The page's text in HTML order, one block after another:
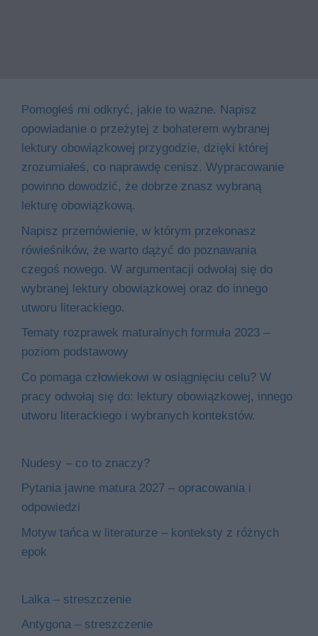
Pomogłeś mi odkryć, jakie to ważne. Napisz
opowiadanie o przeżytej z bohaterem wybranej
lektury obowiązkowej przygodzie, dzięki której
zrozumiałeś, co naprawdę cenisz. Wypracowanie
powinno dowodzić, że dobrze znasz wybraną
lekturę obowiązkową.
Napisz przemówienie, w którym przekonasz
rówieśników, że warto dążyć do poznawania
czegoś nowego. W argumentacji odwołaj się do
wybranej lektury obowiązkowej oraz do innego
utworu literackiego.
Tematy rozprawek maturalnych formuła 2023 –
poziom podstawowy
Co pomaga człowiekowi w osiągnięciu celu? W
pracy odwołaj się do: lektury obowiązkowej, innego
utworu literackiego i wybranych kontekstów.
Nudesy – co to znaczy?
Pytania jawne matura 2027 – opracowania i
odpowiedzi
Motyw tańca w literaturze – konteksty z różnych
epok
Lalka – streszczenie
Antygona – streszczenie